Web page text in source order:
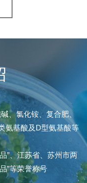
、氯化铵、复合肥、
氨基酸及D型氨基酸等
”、江苏省、苏州市两
”等荣誉称号